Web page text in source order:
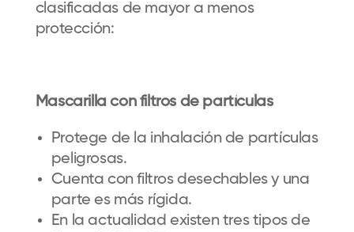
clasificadas de mayor a menos
protección:
Mascarilla con filtros de partículas
Protege de la inhalación de partículas
peligrosas.
Cuenta con filtros desechables y una
parte es más rígida.
En la actualidad existen tres tipos de